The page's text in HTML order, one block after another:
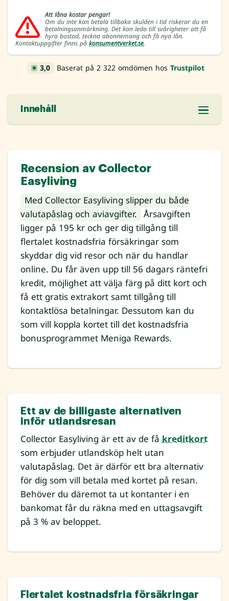
Att låna kostar pengar!
Om du inte kan betala tillbaka skulden i tid riskerar du en
betalningsanmärkning. Det kan leda till svårigheter att få
hyra bostad, teckna abonnemang och få nya lån.
Kontaktuppgifter finns på konsumentverket.se.
3,0 Baserat på 2 322 omdömen hosTrustpilot
Innehåll
Recension av Collector
Easyliving
Med Collector Easyliving slipper du både
valutapåslag och aviavgifter.
Årsavgiften
ligger på 195 kr och ger dig tillgång till
flertalet kostnadsfria försäkringar som
skyddar dig vid resor och när du handlar
online. Du får även upp till 56 dagars räntefri
kredit, möjlighet att välja färg på ditt kort och
få ett gratis extrakort samt tillgång till
kontaktlösa betalningar. Dessutom kan du
som vill koppla kortet till det kostnadsfria
bonusprogrammet Meniga Rewards.
Ett av de billigaste alternativen
inför utlandsresan
Collector Easyliving är ett av de få kreditkort
som erbjuder utlandsköp helt utan
valutapåslag. Det är därför ett bra alternativ
för dig som vill betala med kortet på resan.
Behöver du däremot ta ut kontanter i en
bankomat får du räkna med en uttagsavgift
på 3 % av beloppet.
Flertalet kostnadsfria försäkringar